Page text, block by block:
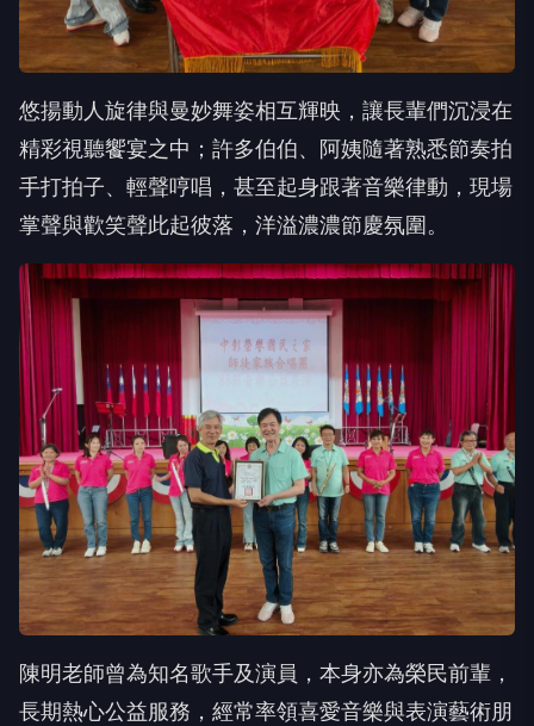
悠揚動人旋律與曼妙舞姿相互輝映，讓長輩們沉浸在
精彩視聽饗宴之中；許多伯伯、阿姨隨著熟悉節奏拍
手打拍子、輕聲哼唱，甚至起身跟著音樂律動，現場
掌聲與歡笑聲此起彼落，洋溢濃濃節慶氛圍。
陳明老師曾為知名歌手及演員，本身亦為榮民前輩，
長期熱心公益服務，經常率領喜愛音樂與表演藝術朋